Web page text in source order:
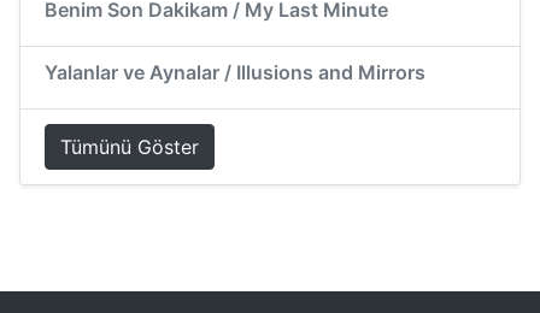
Benim Son Dakikam / My Last Minute
Yalanlar ve Aynalar / Illusions and Mirrors
Tümünü Göster